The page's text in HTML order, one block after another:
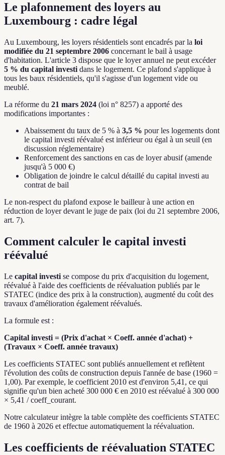
Le plafonnement des loyers au
Luxembourg : cadre légal
Au Luxembourg, les loyers résidentiels sont encadrés par la loi
modifiée du 21 septembre 2006 concernant le bail à usage
d'habitation. L'article 3 dispose que le loyer annuel ne peut excéder
5 % du capital investi dans le logement. Ce plafond s'applique à
tous les baux résidentiels, qu'il s'agisse d'un logement vide ou
meublé.
La réforme du 21 mars 2024 (loi n° 8257) a apporté des
modifications importantes :
Abaissement du taux de 5 % à 3,5 % pour les logements dont
le capital investi réévalué est inférieur ou égal à un seuil (en
discussion réglementaire)
Renforcement des sanctions en cas de loyer abusif (amende
jusqu'à 5 000 €)
Obligation de joindre le calcul détaillé du capital investi au
contrat de bail
Le non-respect du plafond expose le bailleur à une action en
réduction de loyer devant le juge de paix (loi du 21 septembre 2006,
art. 7).
Comment calculer le capital investi
réévalué
Le capital investi se compose du prix d'acquisition du logement,
réévalué à l'aide des coefficients de réévaluation publiés par le
STATEC (indice des prix à la construction), augmenté du coût des
travaux d'amélioration également réévalués.
La formule est :
Capital investi = (Prix d'achat × Coeff. année d'achat) +
(Travaux × Coeff. année travaux)
Les coefficients STATEC sont publiés annuellement et reflètent
l'évolution des coûts de construction depuis l'année de base (1960 =
1,00). Par exemple, le coefficient 2010 est d'environ 5,41, ce qui
signifie qu'un bien acheté 300 000 € en 2010 est réévalué à 300 000
× 5,41 / coeff_courant.
Notre calculateur intègre la table complète des coefficients STATEC
de 1960 à 2026 et effectue automatiquement la réévaluation.
Les coefficients de réévaluation STATEC